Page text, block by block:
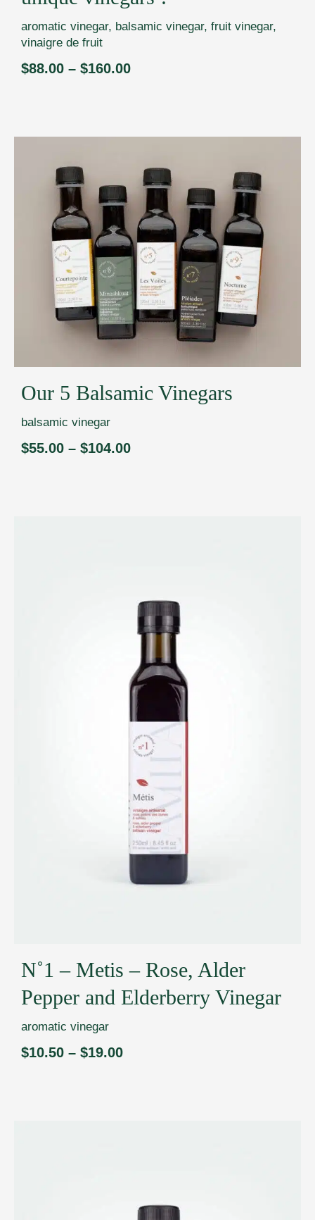
aromatic vinegar, balsamic vinegar, fruit vinegar,
vinaigre de fruit
$88.00 – $160.00Price
Our 5 Balsamic Vinegars
balsamic vinegar
$55.00 – $104.00Price
N˚1 – Metis – Rose, Alder
Pepper and Elderberry Vinegar
aromatic vinegar
$10.50 – $19.00Price